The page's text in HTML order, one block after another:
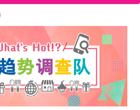
繁體中文
English
ภาษาไทย
tiéng Viêt
Bahasa Indonesia